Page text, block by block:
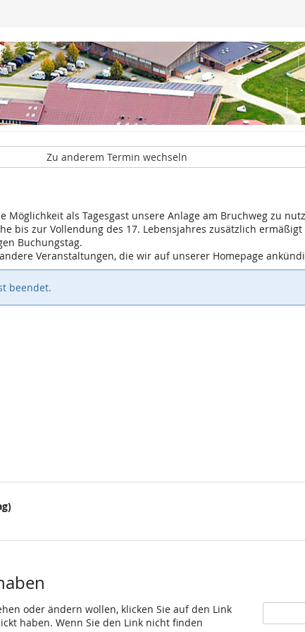
Zu anderem Termin wechseln
als Tagesgast unsere Anlage am Bruchweg zu
bis zur Vollendung des 17. Lebensjahres zusätzlich
Buchungstag.
Veranstaltungen, die wir auf unserer Homepage
beendet.
oder ändern wollen, klicken Sie auf den Link
haben. Wenn Sie den Link nicht finden